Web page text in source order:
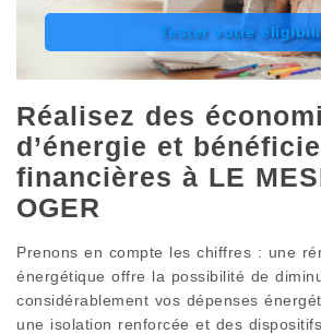
Tester votre
Réalisez des
d’énergie et
financières à LE
OGER
Prenons en compte les chiffres : une
énergétique offre la possibilité de
considérablement vos dépenses
une isolation renforcée et des